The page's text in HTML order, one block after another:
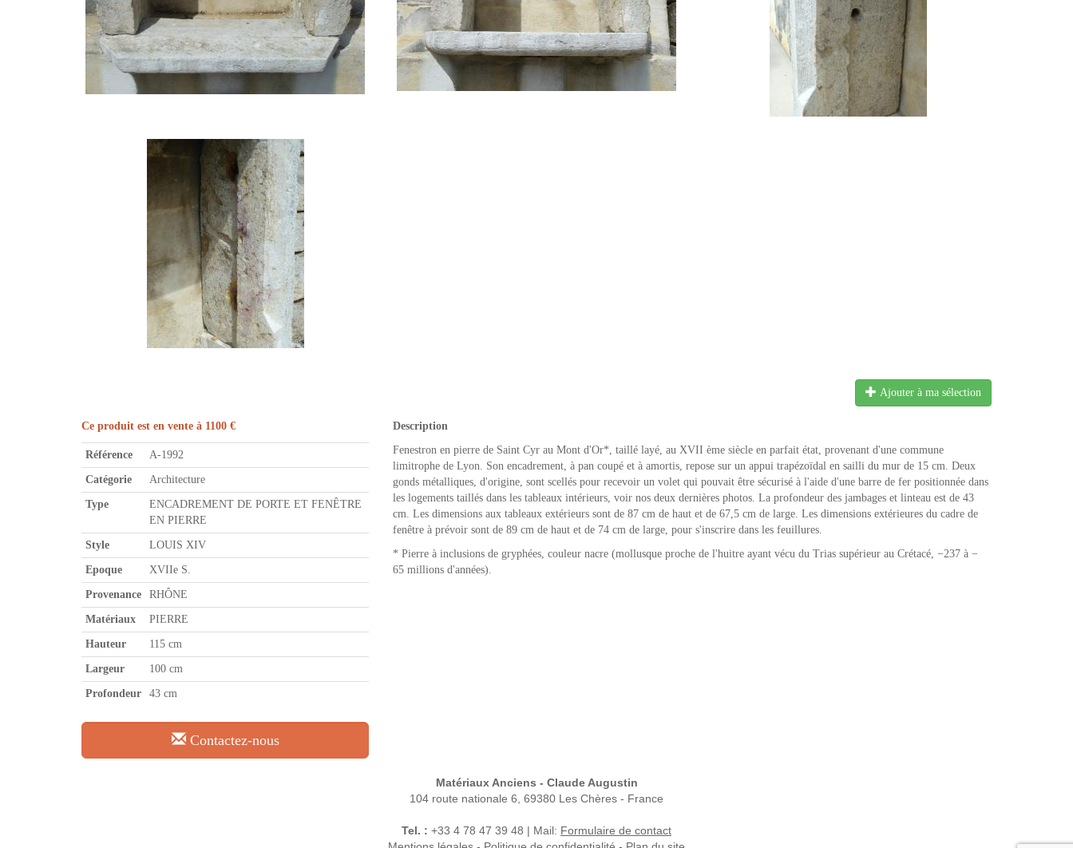
Ajouter à ma sélection
Ce produit est en vente à 1100 €
Référence A-1992
Catégorie Architecture
Type
ENCADREMENT DE PORTE ET FENÊTRE
EN PIERRE
Style LOUIS XIV
Epoque XVIIe S.
Provenance RHÔNE
Matériaux PIERRE
Hauteur 115 cm
Largeur 100 cm
Profondeur 43 cm
Contactez-nous
Description
Fenestron en pierre de Saint Cyr au Mont d'Or*, taillé layé, au XVII ème siècle en parfait état, provenant d'une commune
limitrophe de Lyon. Son encadrement, à pan coupé et à amortis, repose sur un appui trapézoïdal en sailli du mur de 15 cm. Deux
gonds métalliques, d'origine, sont scellés pour recevoir un volet qui pouvait être sécurisé à l'aide d'une barre de fer positionnée dans
les logements taillés dans les tableaux intérieurs, voir nos deux dernières photos. La profondeur des jambages et linteau est de 43
cm. Les dimensions aux tableaux extérieurs sont de 87 cm de haut et de 67,5 cm de large. Les dimensions extérieures du cadre de
fenêtre à prévoir sont de 89 cm de haut et de 74 cm de large, pour s'inscrire dans les feuillures.
* Pierre à inclusions de gryphées, couleur nacre (mollusque proche de l'huitre ayant vécu du Trias supérieur au Crétacé, −237 à −
65 millions d'années).
Matériaux Anciens - Claude Augustin
104 route nationale 6, 69380 Les Chères - France
Tel. : +33 4 78 47 39 48 | Mail: Formulaire de contact